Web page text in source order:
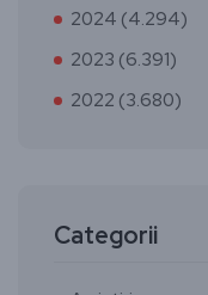
2024 (4.294)
2023 (6.391)
2022 (3.680)
Categorii